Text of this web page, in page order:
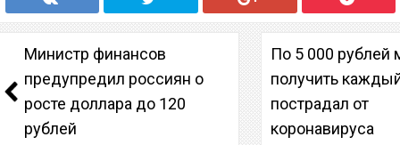
Министр финансов
предупредил россиян о
росте доллара до 120
рублей
По 5 000 рублей
получить
пострадал от
коронавируса